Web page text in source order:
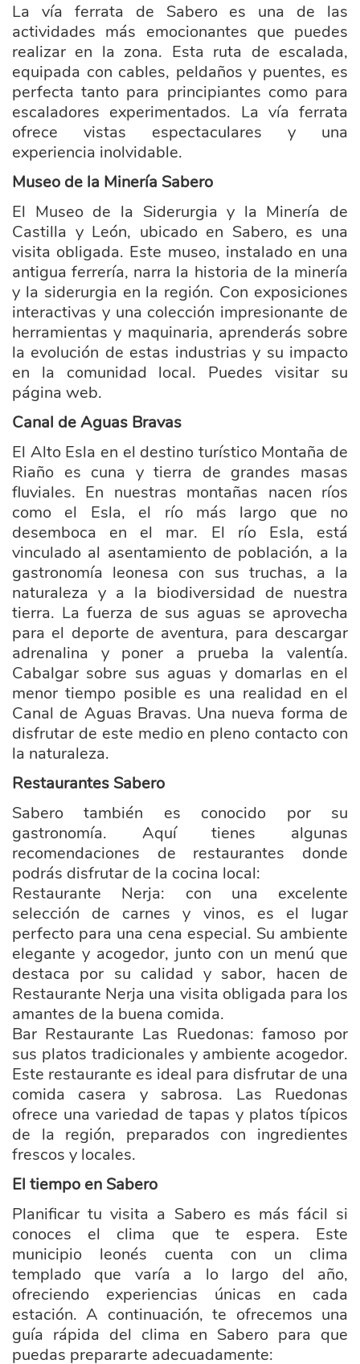
La vía ferrata de Sabero es una de las
actividades más emocionantes que puedes
realizar en la zona. Esta ruta de escalada,
equipada con cables, peldaños y puentes, es
perfecta tanto para principiantes como para
escaladores experimentados. La vía ferrata
ofrece vistas espectaculares y una
experiencia inolvidable.
Museo de la Minería Sabero
El Museo de la Siderurgia y la Minería de
Castilla y León, ubicado en Sabero, es una
visita obligada. Este museo, instalado en una
antigua ferrería, narra la historia de la minería
y la siderurgia en la región. Con exposiciones
interactivas y una colección impresionante de
herramientas y maquinaria, aprenderás sobre
la evolución de estas industrias y su impacto
en la comunidad local. Puedes visitar su
página web.
Canal de Aguas Bravas
El Alto Esla en el destino turístico Montaña de
Riaño es cuna y tierra de grandes masas
fluviales. En nuestras montañas nacen ríos
como el Esla, el río más largo que no
desemboca en el mar. El río Esla, está
vinculado al asentamiento de población, a la
gastronomía leonesa con sus truchas, a la
naturaleza y a la biodiversidad de nuestra
tierra. La fuerza de sus aguas se aprovecha
para el deporte de aventura, para descargar
adrenalina y poner a prueba la valentía.
Cabalgar sobre sus aguas y domarlas en el
menor tiempo posible es una realidad en el
Canal de Aguas Bravas. Una nueva forma de
disfrutar de este medio en pleno contacto con
la naturaleza.
Restaurantes Sabero
Sabero también es conocido por su
gastronomía. Aquí tienes algunas
recomendaciones de restaurantes donde
podrás disfrutar de la cocina local:
Restaurante Nerja: con una excelente
selección de carnes y vinos, es el lugar
perfecto para una cena especial. Su ambiente
elegante y acogedor, junto con un menú que
destaca por su calidad y sabor, hacen de
Restaurante Nerja una visita obligada para los
amantes de la buena comida.
Bar Restaurante Las Ruedonas: famoso por
sus platos tradicionales y ambiente acogedor.
Este restaurante es ideal para disfrutar de una
comida casera y sabrosa. Las Ruedonas
ofrece una variedad de tapas y platos típicos
de la región, preparados con ingredientes
frescos y locales.
El tiempo en Sabero
Planificar tu visita a Sabero es más fácil si
conoces el clima que te espera. Este
municipio leonés cuenta con un clima
templado que varía a lo largo del año,
ofreciendo experiencias únicas en cada
estación. A continuación, te ofrecemos una
guía rápida del clima en Sabero para que
puedas prepararte adecuadamente: